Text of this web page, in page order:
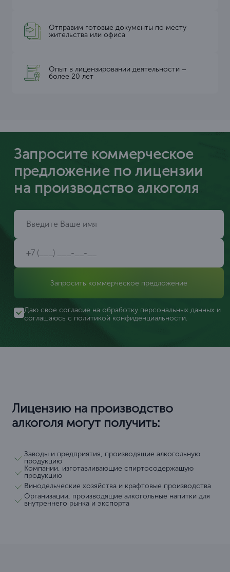
Отправим готовые документы по месту
жительства или офиса
Опыт в лицензировании деятельности –
более 20 лет
Запросите коммерческое
предложение по лицензии
на производство алкоголя
Запросить коммерческое предложение
Даю свое согласие на обработку персональных данных и
соглашаюсь с политикой конфиденциальности.
Лицензию на производство
алкоголя могут получить:
Заводы и предприятия, производящие алкогольную
продукцию
Компании, изготавливающие спиртосодержащую
продукцию
Винодельческие хозяйства и крафтовые производства
Организации, производящие алкогольные напитки для
внутреннего рынка и экспорта